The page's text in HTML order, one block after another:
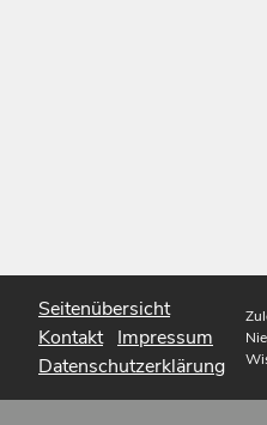
Seitenübersicht
Kontakt Impressum
Datenschutzerklärung